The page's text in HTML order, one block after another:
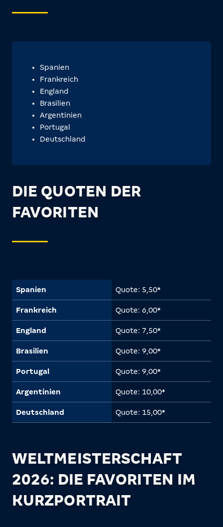
Spanien
Frankreich
England
Brasilien
Argentinien
Portugal
Deutschland
DIE QUOTEN DER
FAVORITEN
Spanien Quote: 5,50*
Frankreich Quote: 6,00*
England Quote: 7,50*
Brasilien Quote: 9,00*
Portugal Quote: 9,00*
Argentinien Quote: 10,00*
Deutschland Quote: 15,00*
WELTMEISTERSCHAFT
2026: DIE FAVORITEN IM
KURZPORTRAIT